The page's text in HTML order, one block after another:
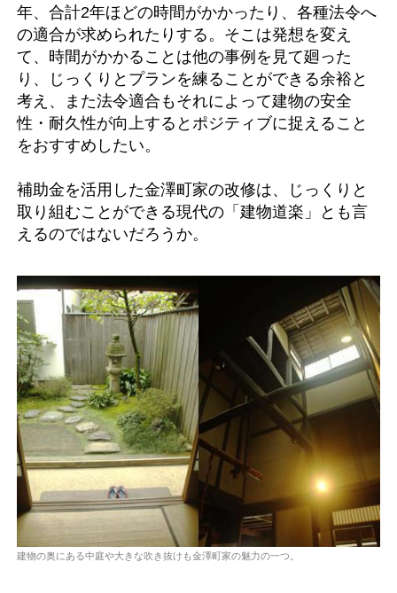
年、合計2年ほどの時間がかかったり、各種法令へ
の適合が求められたりする。そこは発想を変え
て、時間がかかることは他の事例を見て廻った
り、じっくりとプランを練ることができる余裕と
考え、また法令適合もそれによって建物の安全
性・耐久性が向上するとポジティブに捉えること
をおすすめしたい。
補助金を活用した金澤町家の改修は、じっくりと
取り組むことができる現代の「建物道楽」とも言
えるのではないだろうか。
建物の奥にある中庭や大きな吹き抜けも金澤町家の魅力の一つ。